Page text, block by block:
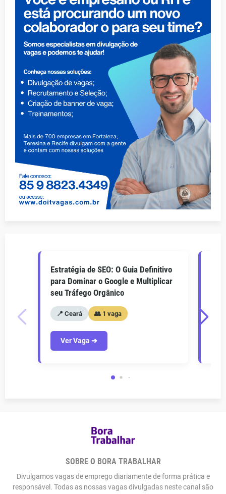
Estratégia de SEO: O Guia Definitivo
para Dominar o Google e Multiplicar
seu Tráfego Orgânico
📍 Ceará 👥 1 vaga
Ver Vaga ➔
SOBRE O BORA TRABALHAR
Divulgamos vagas de emprego diariamente de forma prática e
responsável. Todas as nossas vagas divulgadas neste canal são